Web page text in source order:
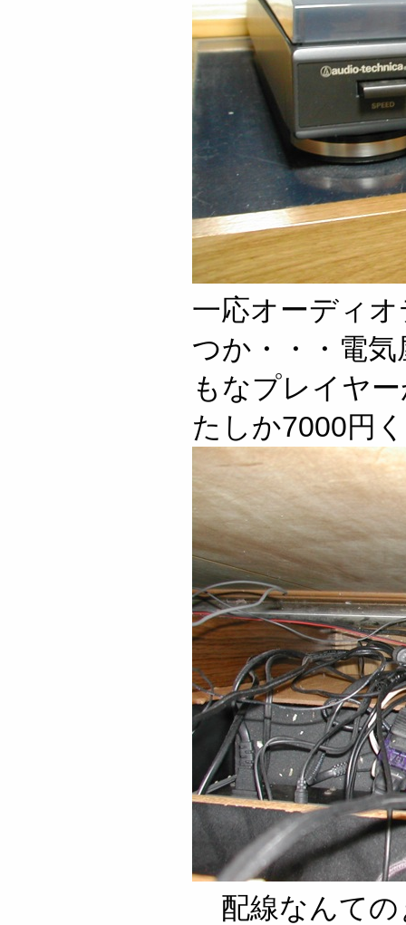
一応オーディ
つか・・・電
もなプレイヤ
たしか7000円
配線なんての